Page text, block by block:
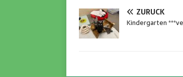
ZURÜCK
Kindergarten